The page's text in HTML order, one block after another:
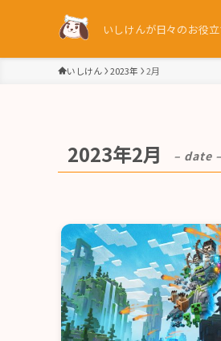
いしけんが日々のお役
いしけん 2023年 2月
2023年2月 – date –